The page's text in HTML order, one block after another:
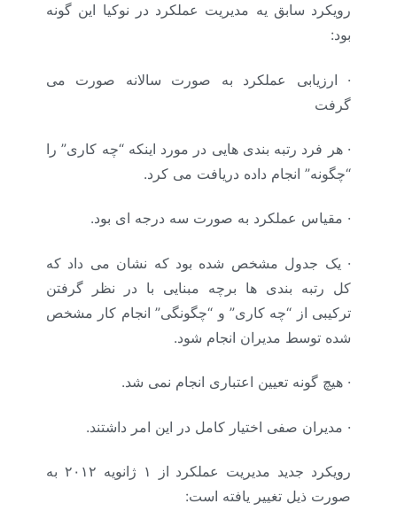
رویکرد سابق یه مدیریت عملکرد در نوکیا این گونه
بود:
· ارزیابی عملکرد به صورت سالانه صورت می
گرفت
·هر فرد رتبه بندی هایی در مورد اینکه “چه کاری” را
“چگونه” انجام داده دریافت می کرد.
· مقیاس عملکرد به صورت سه درجه ای بود.
· یک جدول مشخص شده بود که نشان می داد که
کل رتبه بندی ها برچه مبنایی با در نظر گرفتن
ترکیبی از “چه کاری” و “چگونگی” انجام کار مشخص
شده توسط مدیران انجام شود.
· هیچ گونه تعیین اعتباری انجام نمی شد.
· مدیران صفی اختیار کامل در این امر داشتند.
رویکرد جدید مدیریت عملکرد از ۱ ژانویه ۲۰۱۲ به
صورت ذیل تغییر یافته است: